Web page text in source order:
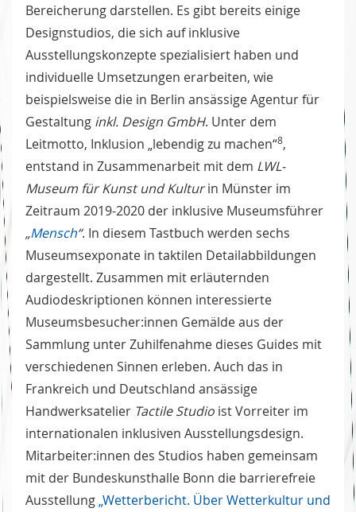
Bereicherung darstellen. Es gibt bereits einige
Designstudios, die sich auf inklusive
Ausstellungskonzepte spezialisiert haben und
individuelle Umsetzungen erarbeiten, wie
beispielsweise die in Berlin ansässige Agentur für
Gestaltung inkl. Design GmbH. Unter dem
Leitmotto, Inklusion „lebendig zu machen“8,
entstand in Zusammenarbeit mit dem LWL-
Museum für Kunst und Kulturin Münster im
Zeitraum 2019-2020 der inklusive Museumsführer
„Mensch“. In diesem Tastbuch werden sechs
Museumsexponate in taktilen Detailabbildungen
dargestellt. Zusammen mit erläuternden
Audiodeskriptionen können interessierte
Museumsbesucher:innen Gemälde aus der
Sammlung unter Zuhilfenahme dieses Guides mit
verschiedenen Sinnen erleben. Auch das in
Frankreich und Deutschland ansässige
Handwerksatelier Tactile Studio ist Vorreiter im
internationalen inklusiven Ausstellungsdesign.
Mitarbeiter:innen des Studios haben gemeinsam
mit der Bundeskunsthalle Bonn die barrierefreie
Ausstellung „Wetterbericht. Über Wetterkultur und